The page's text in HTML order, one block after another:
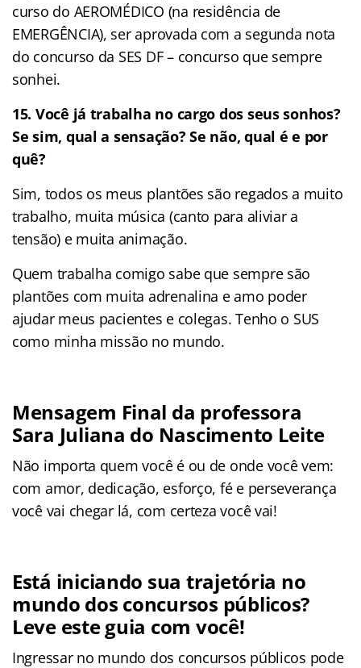
curso do AEROMÉDICO (na residência de
EMERGÊNCIA), ser aprovada com a segunda nota
do concurso da SES DF – concurso que sempre
sonhei.
15. Você já trabalha no cargo dos seus sonhos?
Se sim, qual a sensação? Se não, qual é e por
quê?
Sim, todos os meus plantões são regados a muito
trabalho, muita música (canto para aliviar a
tensão) e muita animação.
Quem trabalha comigo sabe que sempre são
plantões com muita adrenalina e amo poder
ajudar meus pacientes e colegas. Tenho o SUS
como minha missão no mundo.
Mensagem Final da professora
Sara Juliana do Nascimento Leite
Não importa quem você é ou de onde você vem:
com amor, dedicação, esforço, fé e perseverança
você vai chegar lá, com certeza você vai!
Está iniciando sua trajetória no
mundo dos concursos públicos?
Leve este guia com você!
Ingressar no mundo dos concursos públicos pode